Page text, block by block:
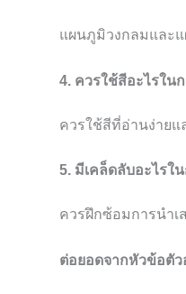
แผนภูมิวงกลมและ
4. ควรใช้สีอะไรใน
ควรใช้สีที่อ่านง่าย
5. มีเคล็ดลับอะไรใ
ควรฝึกซ้อมการนำ
ต่อยอดจากหัวข้อตัว